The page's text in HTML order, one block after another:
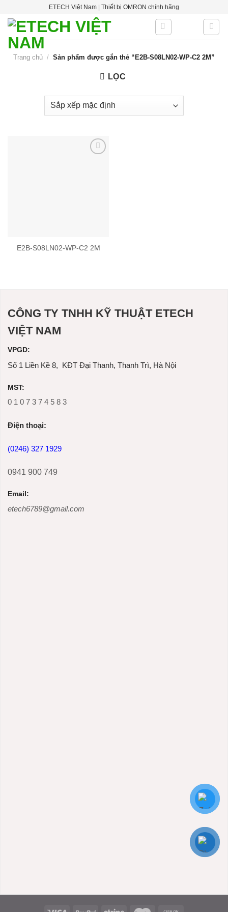
content
ETECH Việt Nam | Thiết bị OMRON chính hãng
Trang chủ / Sản phẩm được gắn thẻ “E2B-S08LN02-WP-C2 2M”
LỌC
E2B-S08LN02-WP-C2 2M
CÔNG TY TNHH KỸ THUẬT ETECH
VIỆT NAM
VPGD:
Số 1 Liền Kề 8, KĐT Đại Thanh, Thanh Trì, Hà Nội
MST:
0 1 0 7 3 7 4 5 8 3
Ðiện thoại:
(0246) 327 1929
0941 900 749
Email:
etech6789@gmail.com